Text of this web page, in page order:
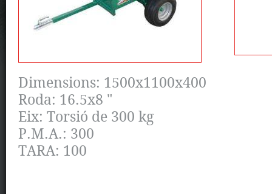
Dimensions: 1500x1100x400
Roda: 16.5x8 "
Eix: Torsió de 300 kg
P.M.A.: 300
TARA: 100